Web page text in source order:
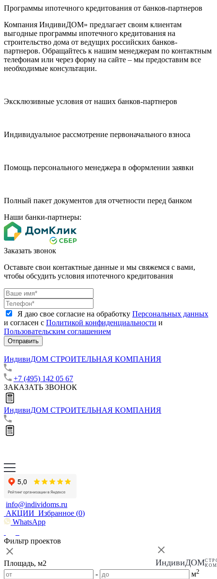
Программы ипотечного кредитования от банков-партнеров
Компания ИндивиДОМ» предлагает своим клиентам
выгодные программы ипотечного кредитования на
строительство дома от ведущих российских банков-
партнеров. Обращайтесь к нашим менеджерам по контактным
телефонам или через форму на сайте – мы предоставим все
необходимые консультации.
Эксклюзивные условия от наших банков-партнеров
Индивидуальное рассмотрение первоначального взноса
Помощь персонального менеджера в оформлении заявки
Полный пакет документов для отчетности перед банком
Наши банки-партнеры:
Заказать звонок
Оставьте свои контактные данные и мы свяжемся с вами,
чтобы обсудить условия ипотечного кредитования
Я даю свое согласие на обработку Персональных данных
и согласен с Политикой конфиденциальности и
Пользовательским соглашением
Отправить
ИндивиДОМ СТРОИТЕЛЬНАЯ КОМПАНИЯ
+7 (495) 142 05 67
ЗАКАЗАТЬ ЗВОНОК
ИндивиДОМ СТРОИТЕЛЬНАЯ КОМПАНИЯ
info@individoms.ru
АКЦИИ Избранное (0)
WhatsApp
ИндивиДОМ
Фильтр проектов
Площадь, м2
-
м2